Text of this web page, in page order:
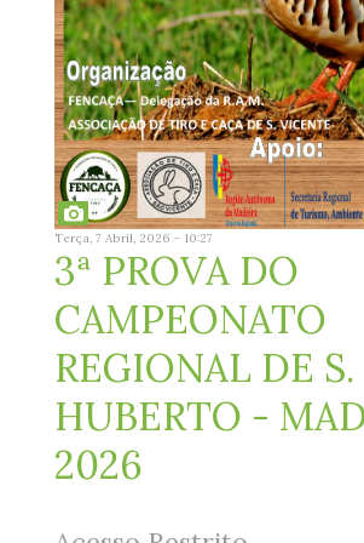
Terça, 7 Abril, 2026 - 10:27
3ª PROVA DO
CAMPEONATO
REGIONAL DE S.
HUBERTO -
2026